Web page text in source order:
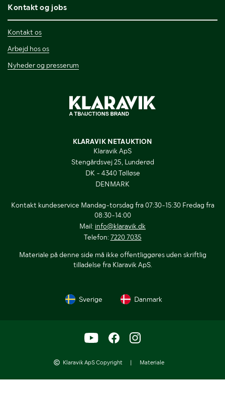
Kontakt og jobs
Kontakt os
Arbejd hos os
Nyheder og presserum
KLARAVIK NETAUKTION
Klaravik ApS
Stengårdsvej 25, Lunderød
DK - 4340 Tølløse
DENMARK
Kontakt kundeservice Mandag-torsdag fra 07:30-15:30 Fredag fra
08:30-14:00
Mail: info@klaravik.dk
Telefon: 7220 7035
Materiale på denne side må ikke offentliggøres uden skriftlig
tilladelse fra Klaravik ApS.
Sverige Danmark
Klaravik ApS Copyright | Materiale